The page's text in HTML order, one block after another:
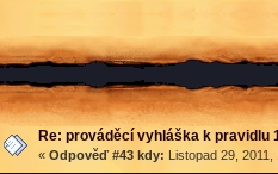
Re: prováděcí vyhláška k pravidlu
« Odpověď #43 kdy: Listopad 29,